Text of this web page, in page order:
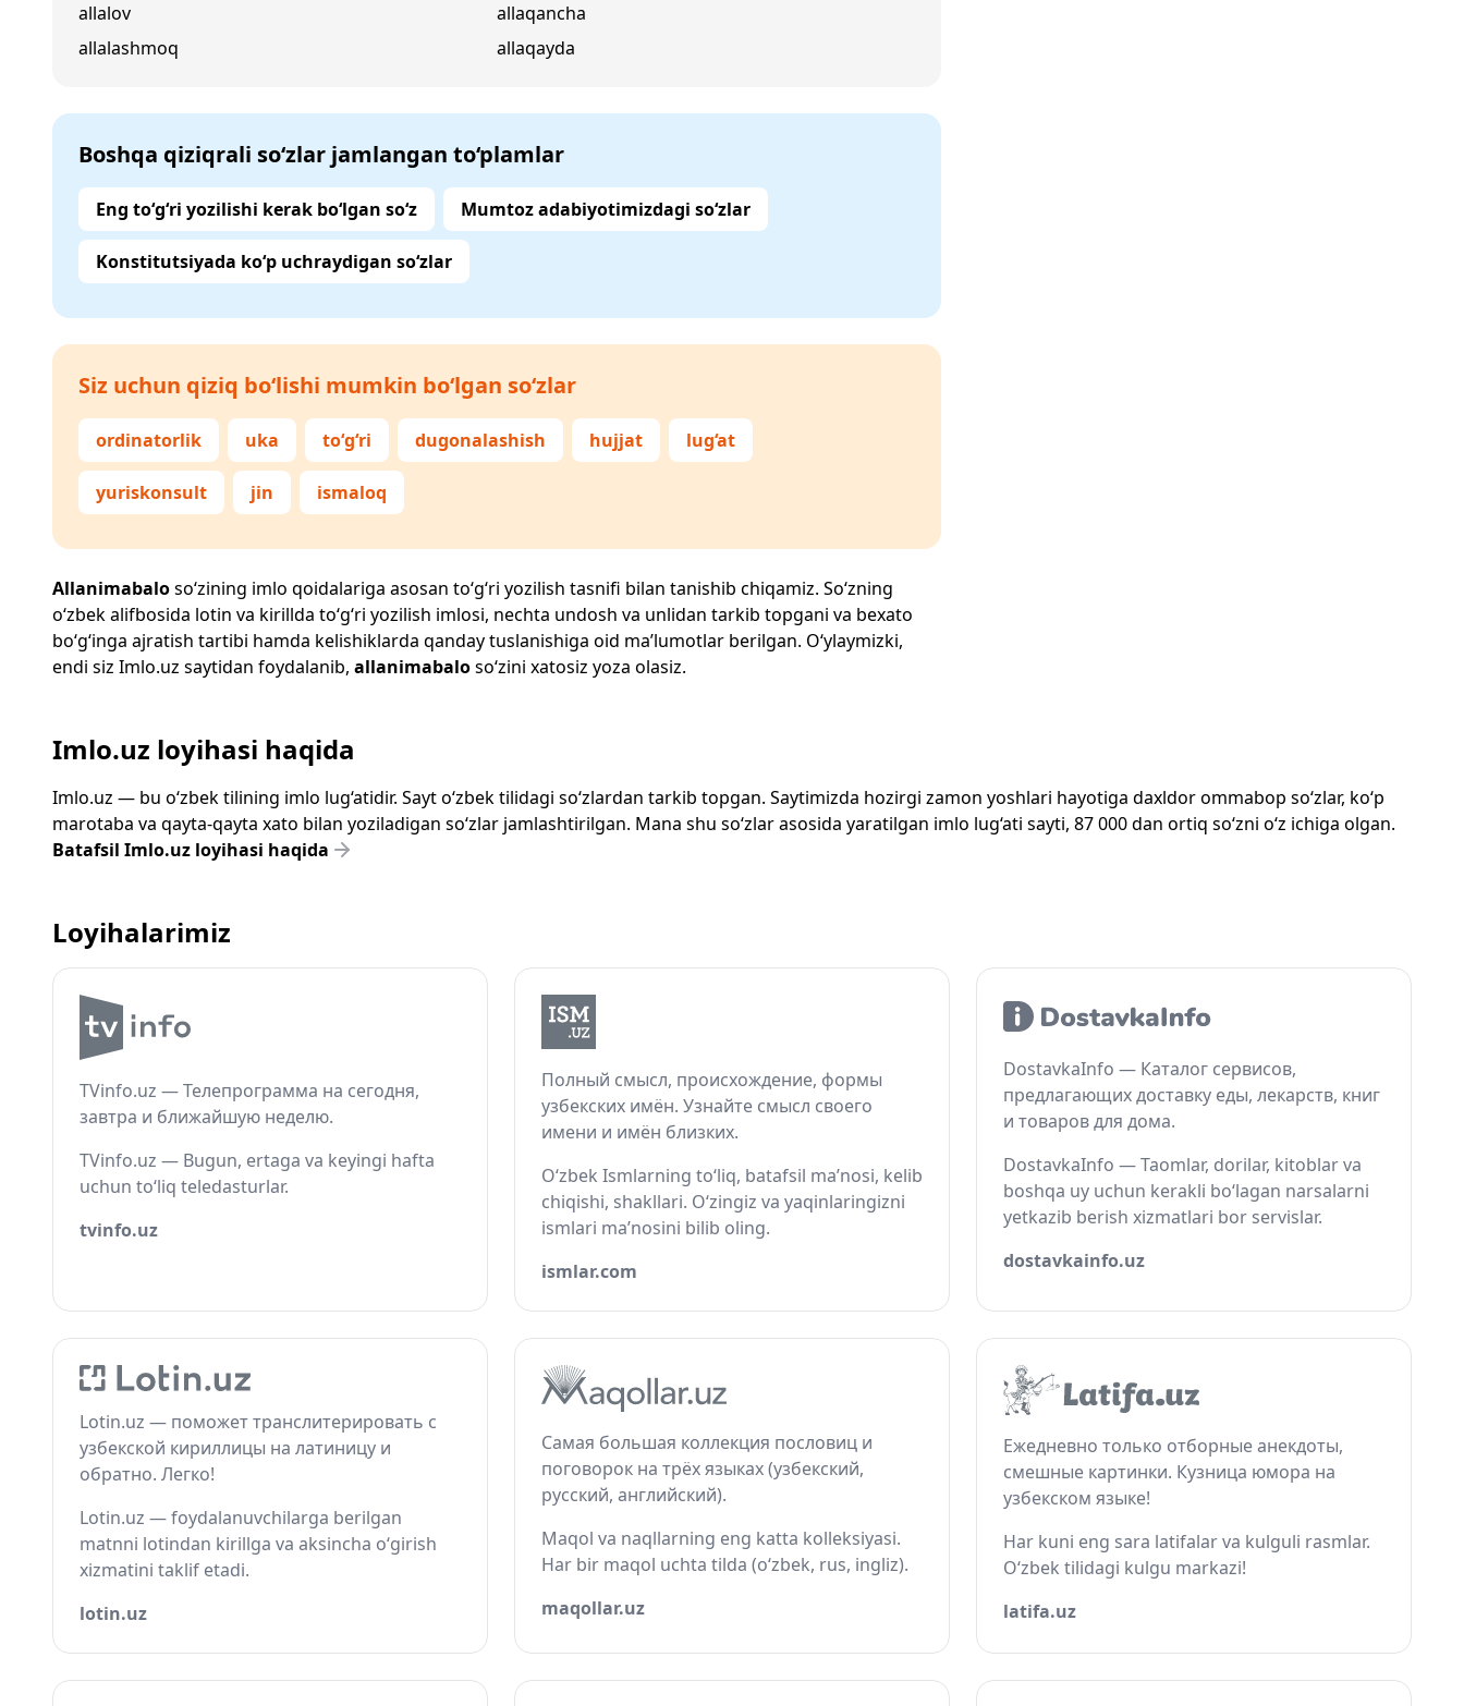
allalov
allalashmoq
allaqancha
allaqayda
Boshqa qiziqrali so‘zlar jamlangan to‘plamlar
Eng to‘g‘ri yozilishi kerak bo‘lgan so‘z Mumtoz adabiyotimizdagi so‘zlar
Konstitutsiyada ko‘p uchraydigan so‘zlar
Siz uchun qiziq bo‘lishi mumkin bo‘lgan so‘zlar
ordinatorlik uka to‘g‘ri dugonalashish hujjat lug‘at
yuriskonsult jin ismaloq
Allanimabaloso‘zining imlo qoidalariga asosan to‘g‘ri yozilish tasnifi bilan tanishib chiqamiz. So‘zning
o‘zbek alifbosida lotin va kirillda to‘g‘ri yozilish imlosi, nechta undosh va unlidan tarkib topgani va bexato
bo‘g‘inga ajratish tartibi hamda kelishiklarda qanday tuslanishiga oid ma’lumotlar berilgan. O‘ylaymizki,
endi siz Imlo.uz saytidan foydalanib, allanimabaloso‘zini xatosiz yoza olasiz.
Imlo.uz loyihasi haqida
Imlo.uz — bu o‘zbek tilining imlo lug‘atidir. Sayt o‘zbek tilidagi so‘zlardan tarkib topgan. Saytimizda hozirgi zamon yoshlari hayotiga daxldor ommabop so‘zlar, ko‘p
marotaba va qayta-qayta xato bilan yoziladigan so‘zlar jamlashtirilgan. Mana shu so‘zlar asosida yaratilgan imlo lug‘ati sayti, 87 000 dan ortiq so‘zni o‘z ichiga olgan.
Batafsil Imlo.uz loyihasi haqida
Loyihalarimiz
TVinfo.uz — Телепрограмма на сегодня,
завтра и ближайшую неделю.
TVinfo.uz — Bugun, ertaga va keyingi hafta
uchun to‘liq teledasturlar.
tvinfo.uz
Полный смысл, происхождение, формы
узбекских имён. Узнайте смысл своего
имени и имён близких.
O‘zbek Ismlarning to‘liq, batafsil ma’nosi, kelib
chiqishi, shakllari. O‘zingiz va yaqinlaringizni
ismlari ma’nosini bilib oling.
ismlar.com
DostavkaInfo — Каталог сервисов,
предлагающих доставку еды, лекарств, книг
и товаров для дома.
DostavkaInfo — Taomlar, dorilar, kitoblar va
boshqa uy uchun kerakli bo‘lagan narsalarni
yetkazib berish xizmatlari bor servislar.
dostavkainfo.uz
Lotin.uz — поможет транслитерировать с
узбекской кириллицы на латиницу и
обратно. Легко!
Lotin.uz — foydalanuvchilarga berilgan
matnni lotindan kirillga va aksincha o‘girish
xizmatini taklif etadi.
lotin.uz
Самая большая коллекция пословиц и
поговорок на трёх языках (узбекский,
русский, английский).
Maqol va naqllarning eng katta kolleksiyasi.
Har bir maqol uchta tilda (o‘zbek, rus, ingliz).
maqollar.uz
Ежедневно только отборные анекдоты,
смешные картинки. Кузница юмора на
узбекском языке!
Har kuni eng sara latifalar va kulguli rasmlar.
O‘zbek tilidagi kulgu markazi!
latifa.uz